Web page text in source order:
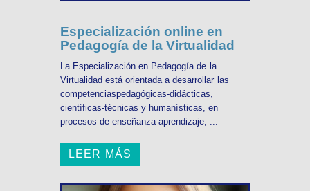
Especialización online en
Pedagogía de la Virtualidad
La Especialización en Pedagogía de la
Virtualidad está orientada a desarrollar las
competenciaspedagógicas-didácticas,
científicas-técnicas y humanísticas, en
procesos de enseñanza-aprendizaje; ...
LEER MÁS